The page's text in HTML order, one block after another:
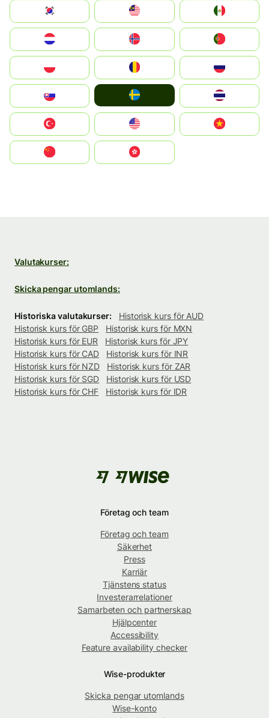
South Korea
United States
中國香港特別行政區
Valutakurser:
Skicka pengar utomlands:
Historiska valutakurser:
Historisk kurs för AUD
Historisk kurs för GBP
Historisk kurs för MXN
Historisk kurs för EUR
Historisk kurs för JPY
Historisk kurs för CAD
Historisk kurs för INR
Historisk kurs för NZD
Historisk kurs för ZAR
Historisk kurs för SGD
Historisk kurs för USD
Historisk kurs för CHF
Historisk kurs för IDR
Företag och team
Företag och team
Säkerhet
Press
Karriär
Tjänstens status
Investerarrelationer
Samarbeten och partnerskap
Hjälpcenter
Accessibility
Feature availability checker
Wise-produkter
Skicka pengar utomlands
Wise-konto